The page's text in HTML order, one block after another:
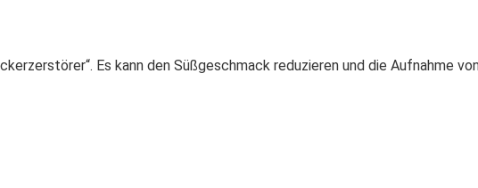
Es kann den Süßgeschmack reduzieren und die Aufnahme